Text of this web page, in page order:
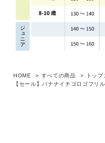
HOME すべての商品
トップ
【セール】バナナイチゴロゴフリ